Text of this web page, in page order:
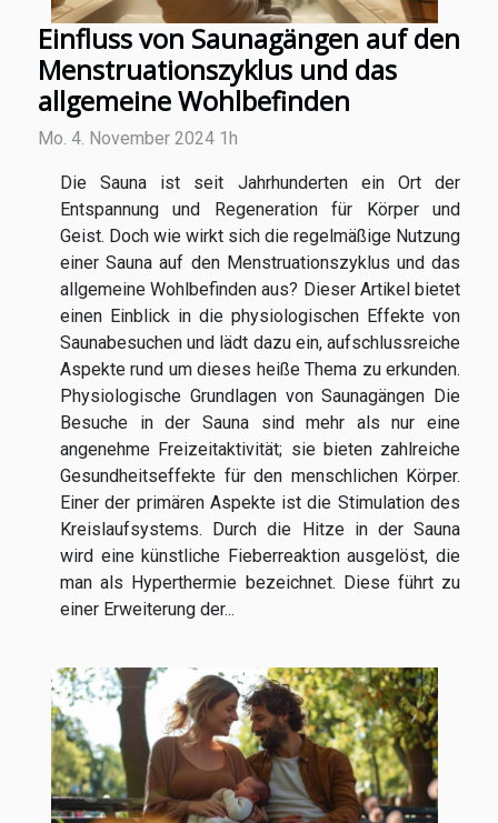
Einfluss von Saunagängen auf den
Menstruationszyklus und das
allgemeine Wohlbefinden
Mo. 4. November 2024 1h
Die Sauna ist seit Jahrhunderten ein Ort der
Entspannung und Regeneration für Körper und
Geist. Doch wie wirkt sich die regelmäßige Nutzung
einer Sauna auf den Menstruationszyklus und das
allgemeine Wohlbefinden aus? Dieser Artikel bietet
einen Einblick in die physiologischen Effekte von
Saunabesuchen und lädt dazu ein, aufschlussreiche
Aspekte rund um dieses heiße Thema zu erkunden.
Physiologische Grundlagen von Saunagängen Die
Besuche in der Sauna sind mehr als nur eine
angenehme Freizeitaktivität; sie bieten zahlreiche
Gesundheitseffekte für den menschlichen Körper.
Einer der primären Aspekte ist die Stimulation des
Kreislaufsystems. Durch die Hitze in der Sauna
wird eine künstliche Fieberreaktion ausgelöst, die
man als Hyperthermie bezeichnet. Diese führt zu
einer Erweiterung der...